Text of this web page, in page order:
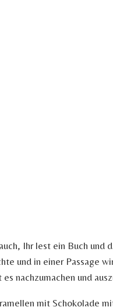
Ihr lest ein Buch und
und in einer Passage
nachzumachen und